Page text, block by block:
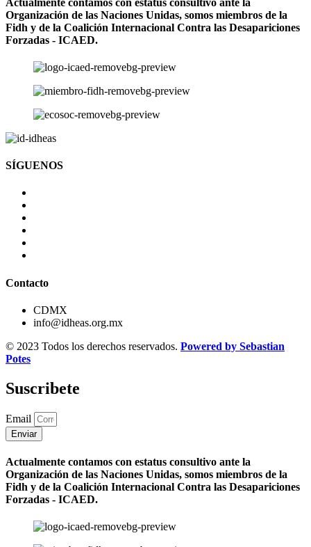
Organización de las Naciones Unidas, somos miembros de la
Fidh y de la Coalición Internacional Contra las Desapariciones
Forzadas - ICAED.
SÍGUENOS
Contacto
CDMX
info@idheas.org.mx
© 2023 Todos los derechos reservados. Powered by Sebastian
Potes
Suscribete
Email
Enviar
Actualmente contamos con estatus consultivo ante la
Organización de las Naciones Unidas, somos miembros de la
Fidh y de la Coalición Internacional Contra las Desapariciones
Forzadas - ICAED.